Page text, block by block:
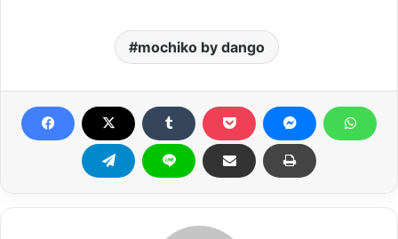
mochiko by dango